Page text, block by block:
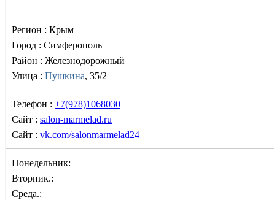
Регион : Крым
Город : Симферополь
Район : Железнодорожный
Улица : Пушкина, 35/2
Телефон : +7(978)1068030
Сайт : salon-marmelad.ru
Сайт : vk.com/salonmarmelad24
Понедельник:
Вторник.:
Среда.: